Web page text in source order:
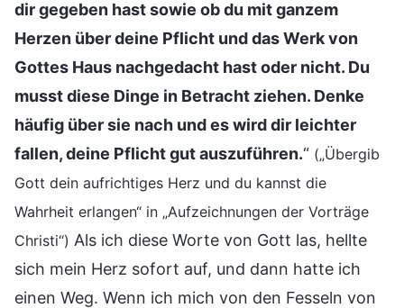
dir gegeben hast sowie ob du mit ganzem
Herzen über deine Pflicht und das Werk von
Gottes Haus nachgedacht hast oder nicht. Du
musst diese Dinge in Betracht ziehen. Denke
häufig über sie nach und es wird dir leichter
fallen, deine Pflicht gut auszuführen.“ („Übergib
Gott dein aufrichtiges Herz und du kannst die
Wahrheit erlangen“ in „Aufzeichnungen der Vorträge
Christi“) Als ich diese Worte von Gott las, hellte
sich mein Herz sofort auf, und dann hatte ich
einen Weg. Wenn ich mich von den Fesseln von